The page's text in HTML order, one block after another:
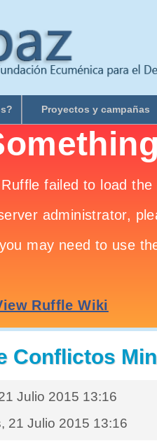
Proyectos y campañas
Conflictos
Julio 2015 13:16
21 Julio 2015 13:16